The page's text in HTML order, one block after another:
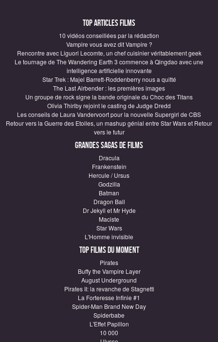
Top articles Films
10 vidéos conseillées par la rédaction
Vampire vous avez dit Vampire ?
Rencontre avec Liguori Lecomte, un chef cuisinier véritablement geek
Le tournage de The Wandering Earth 3 commence à Qingdao avec une
intelligence artificielle innovante
Star Trek : Majel Barrett-Roddenberry nous a quitté
The Last Airbender : les premières images
Un groupe de rock signe la bande originale du Choc des Titans
Olivia Thirlby rejoint le casting de Judge Dredd
Les conseils de Laura Vandervoort pour la nouvelle Supergirl de CBS
Retour vers la Guerre des Etoiles, un mashup génial entre Star Wars et Retour
vers le futur
Grandes sagas de Films
Dracula
Frankenstein
Hercule / Ursus
Godzilla
Batman
Dragon Ball
Dr Jekyll et Mr Hyde
Maciste
Star Wars
L'Homme invisible
Top Films du moment
Pirates
Buffy the Vampire Layer
August Underground
Pirates II: la revanche de Stagnetti
La Forteresse Infinie #1
Spider-Man Brand New Day
Spiderbabe
L'Effet Papillon
10 000